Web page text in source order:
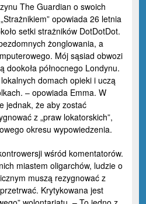
The Guardian o swoich
opowiada 26 letnia
setki strażników DotDotDot.
żonglowania, a
Mój sąsiad obwozi
dookoła północnego Londynu.
domach opieki i uczą
– opowiada Emma. W
jednak, że aby zostać
z „praw lokatorskich”,
okresu wypowiedzenia.
wśród komentatorów.
miastem oligarchów, ludzie o
muszą rezygnować z
Krytykowana jest